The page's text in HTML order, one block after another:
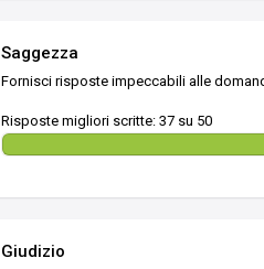
Saggezza
Fornisci risposte impeccabili alle
Risposte migliori scritte: 37 su 50
Giudizio